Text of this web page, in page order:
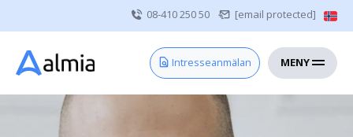
08-410 250 50 [email protected]
Intresseanmälan MENY
Hem
Vårdgivare